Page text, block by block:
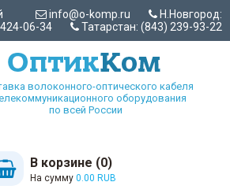
info@o-komp.ru
Н.Новгород:
06-34
Татарстан: (843) 239-93-22
волоконного-оптического кабеля
оборудования
по всей России
В корзине (0)
На сумму 0.00 RUB